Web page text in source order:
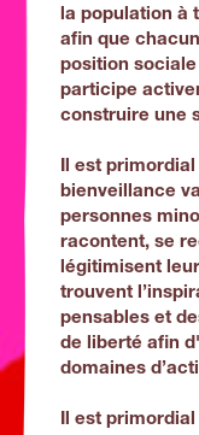
la population à
afin que
position
participe
construire une
Il est
bienveillance
personnes
racontent, se
légitimisent
trouvent
pensables et
de liberté afin
domaines
Il est